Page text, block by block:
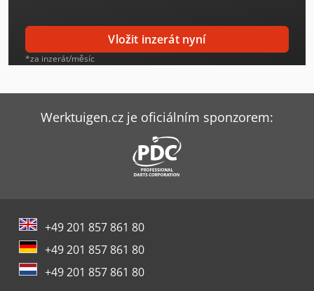
Claas Lexion 760
Claas Orbis 900
Claas Rollant 540 Rc Comfort
Claas Volto 1100
Claas Volto 1100 T
Vložit inzerát nyní
*za inzerát/měsíc
Werktuigen.cz je oficiálním sponzorem:
+49 201 857 861 80
+49 201 857 861 80
+49 201 857 861 80